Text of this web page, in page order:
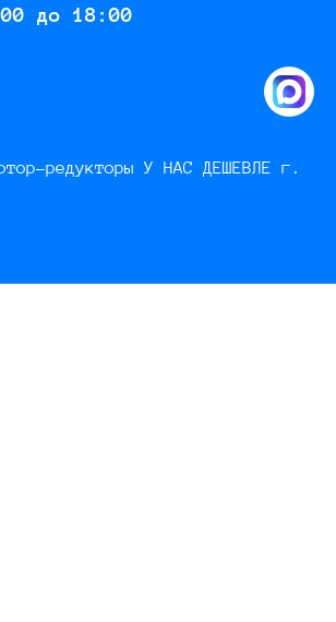
до 18:00
редукторы У НАС ДЕШЕВЛЕ г.